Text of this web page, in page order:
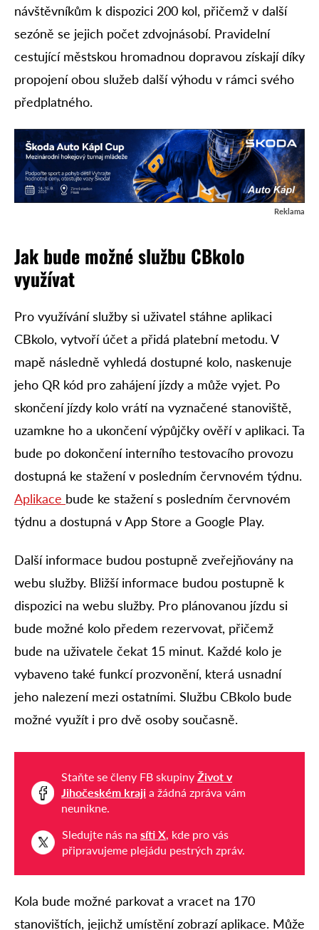
návštěvníkům k dispozici 200 kol, přičemž v další
sezóně se jejich počet zdvojnásobí. Pravidelní
cestující městskou hromadnou dopravou získají díky
propojení obou služeb další výhodu v rámci svého
předplatného.
Reklama
Jak bude možné službu CBkolo
využívat
Pro využívání služby si uživatel stáhne aplikaci
CBkolo, vytvoří účet a přidá platební metodu. V
mapě následně vyhledá dostupné kolo, naskenuje
jeho QR kód pro zahájení jízdy a může vyjet. Po
skončení jízdy kolo vrátí na vyznačené stanoviště,
uzamkne ho a ukončení výpůjčky ověří v aplikaci. Ta
bude po dokončení interního testovacího provozu
dostupná ke stažení v posledním červnovém týdnu.
Aplikace bude ke stažení s posledním červnovém
týdnu a dostupná v App Store a Google Play.
Další informace budou postupně zveřejňovány na
webu služby. Bližší informace budou postupně k
dispozici na webu služby. Pro plánovanou jízdu si
bude možné kolo předem rezervovat, přičemž
bude na uživatele čekat 15 minut. Každé kolo je
vybaveno také funkcí prozvonění, která usnadní
jeho nalezení mezi ostatními. Službu CBkolo bude
možné využít i pro dvě osoby současně.
Staňte se členy FB skupiny Život v
Jihočeském kraji a žádná zpráva vám
neunikne.
Sledujte nás na síti X, kde pro vás
připravujeme plejádu pestrých zpráv.
Kola bude možné parkovat a vracet na 170
stanovištích, jejichž umístění zobrazí aplikace. Může